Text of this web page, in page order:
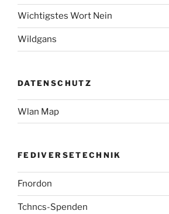
Wichtigstes Wort Nein
Wildgans
DATENSCHUTZ
Wlan Map
FEDIVERSETECHNIK
Fnordon
Tchncs-Spenden